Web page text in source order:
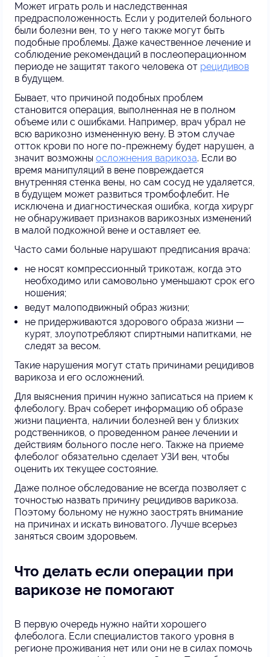
Может играть роль и наследственная
предрасположенность. Если у родителей больного
были болезни вен, то у него также могут быть
подобные проблемы. Даже качественное лечение и
соблюдение рекомендаций в послеоперационном
периоде не защитят такого человека от рецидивов
в будущем.
Бывает, что причиной подобных проблем
становится операция, выполненная не в полном
объеме или с ошибками. Например, врач убрал не
всю варикозно измененную вену. В этом случае
отток крови по ноге по-прежнему будет нарушен, а
значит возможны осложнения варикоза. Если во
время манипуляций в вене повреждается
внутренняя стенка вены, но сам сосуд не удаляется,
в будущем может развиться тромбофлебит. Не
исключена и диагностическая ошибка, когда хирург
не обнаруживает признаков варикозных изменений
в малой подкожной вене и оставляет ее.
Часто сами больные нарушают предписания врача:
не носят компрессионный трикотаж, когда это
необходимо или самовольно уменьшают срок его
ношения;
ведут малоподвижный образ жизни;
не придерживаются здорового образа жизни —
курят, злоупотребляют спиртными напитками, не
следят за весом.
Такие нарушения могут стать причинами рецидивов
варикоза и его осложнений.
Для выяснения причин нужно записаться на прием к
флебологу. Врач соберет информацию об образе
жизни пациента, наличии болезней вен у близких
родственников, о проведенном ранее лечении и
действиям больного после него. Также на приеме
флеболог обязательно сделает УЗИ вен, чтобы
оценить их текущее состояние.
Даже полное обследование не всегда позволяет с
точностью назвать причину рецидивов варикоза.
Поэтому больному не нужно заострять внимание
на причинах и искать виноватого. Лучше всерьез
заняться своим здоровьем.
Что делать если операции при
варикозе не помогают
В первую очередь нужно найти хорошего
флеболога. Если специалистов такого уровня в
регионе проживания нет или они не в силах помочь